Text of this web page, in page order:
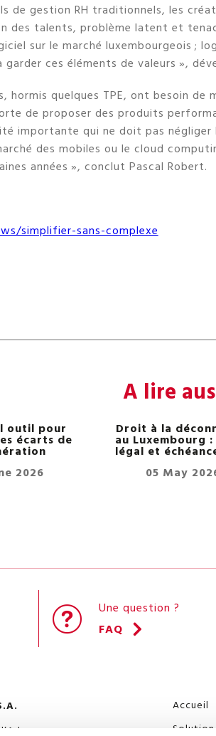
de gestion RH traditionnels, les
des talents, problème latent et
sur le marché luxembourgeois ;
garder ces éléments de valeurs »,
hormis quelques TPE, ont besoin
de proposer des produits
importante qui ne doit pas
des mobiles ou le cloud
années », conclut Pascal Robert.
simplifier-sans-complexe
A lire
outil pour
écarts de
2026
Droit à la
au Luxembourg
légal et
05 May
Une question ?
FAQ
Accueil
Solution